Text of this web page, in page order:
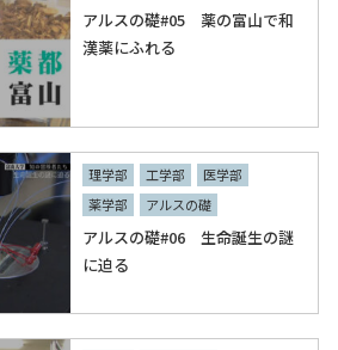
アルスの礎#05 薬の富山で和
漢薬にふれる
理学部 工学部
医学部
薬学部
アルスの礎
アルスの礎#06 生命誕生の謎
に迫る